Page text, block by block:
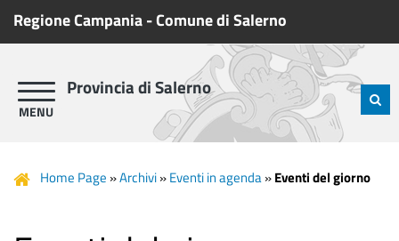
Regione Campania-Comune di Salerno
Provincia di Salerno
Home Page »Archivi»Eventi in agenda»Eventi del giorno